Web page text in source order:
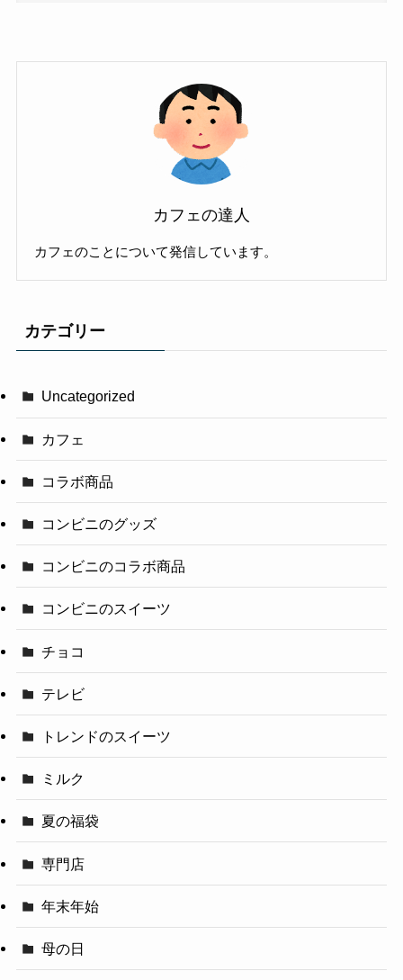
カフェの達人
カフェのことについて発信しています。
カテゴリー
Uncategorized
カフェ
コラボ商品
コンビニのグッズ
コンビニのコラボ商品
コンビニのスイーツ
チョコ
テレビ
トレンドのスイーツ
ミルク
夏の福袋
専門店
年末年始
母の日